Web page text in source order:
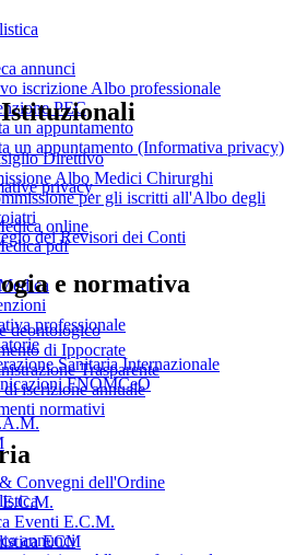
Direttivo
Albo Medici Chirurghi
per gli iscritti all'Albo degli
dei Revisori dei Conti
e normativa
deontologico
di Ippocrate
Trasparente
di iscrizione annuale
normativi
annunci
annunci
iscrizione Albo professionale
PEC
un appuntamento
un appuntamento (Informativa privacy)
privacy
online
pdf
professionale
Sanitaria Internazionale
FNOMCeO
Convegni dell'Ordine
Eventi E.C.M.
ECM